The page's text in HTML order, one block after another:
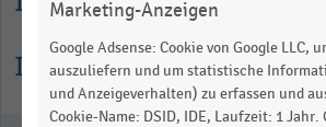
Informationen zur
Marketing-Anzeigen
Google Adsense: Cookie von Google LLC,
auszuliefern und um statistische
und Anzeigeverhalten) zu erfassen und
Cookie-Name: DSID, IDE, Laufzeit: 1 Jahr.